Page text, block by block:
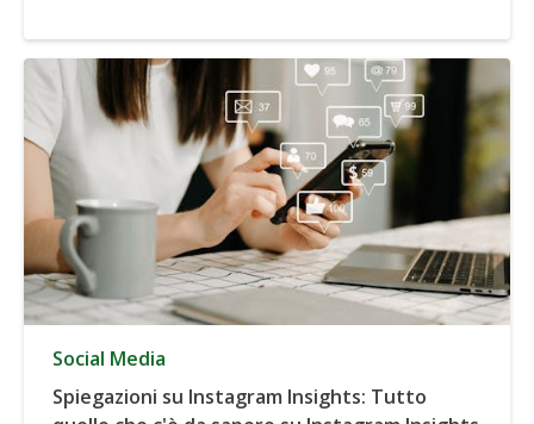
Social Media
Spiegazioni su Instagram Insights: Tutto